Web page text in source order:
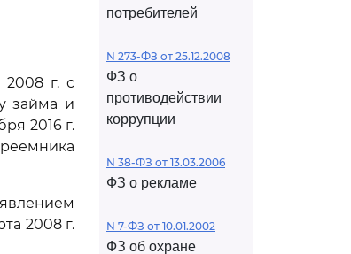
2008 г. с
займа и
2016 г.
2008 г.
потребителей
N 273-ФЗ от 25.12.2008
ФЗ о
противодействии
коррупции
N 38-ФЗ от 13.03.2006
ФЗ о рекламе
N 7-ФЗ от 10.01.2002
ФЗ об охране